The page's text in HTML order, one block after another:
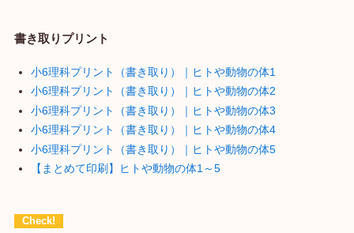
書き取りプリント
小6理科プリント（書き取り）｜ヒトや動物の体1
小6理科プリント（書き取り）｜ヒトや動物の体2
小6理科プリント（書き取り）｜ヒトや動物の体3
小6理科プリント（書き取り）｜ヒトや動物の体4
小6理科プリント（書き取り）｜ヒトや動物の体5
【まとめて印刷】ヒトや動物の体1～5